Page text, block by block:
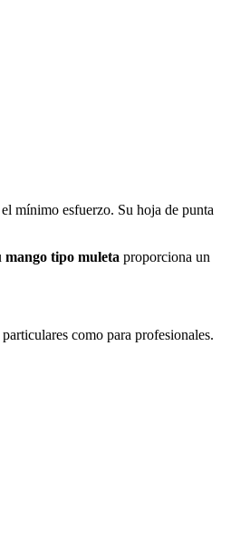
mínimo esfuerzo. Su hoja de punta
mango tipo muleta proporciona un
como para profesionales.